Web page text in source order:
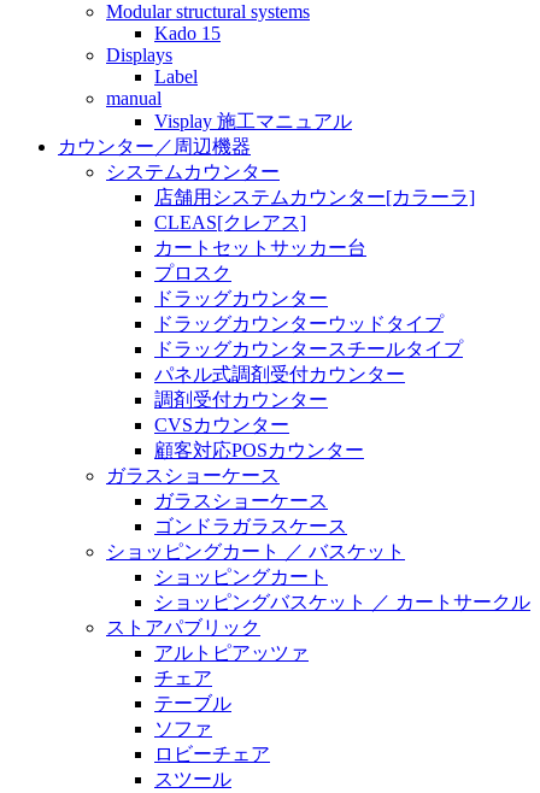
Modular structural systems
Kado 15
Displays
Label
manual
Visplay 施工マニュアル
カウンター／周辺機器
システムカウンター
店舗用システムカウンター[カラーラ]
CLEAS[クレアス]
カートセットサッカー台
プロスク
ドラッグカウンター
ドラッグカウンターウッドタイプ
ドラッグカウンタースチールタイプ
パネル式調剤受付カウンター
調剤受付カウンター
CVSカウンター
顧客対応POSカウンター
ガラスショーケース
ガラスショーケース
ゴンドラガラスケース
ショッピングカート ／ バスケット
ショッピングカート
ショッピングバスケット ／ カートサークル
ストアパブリック
アルトピアッツァ
チェア
テーブル
ソファ
ロビーチェア
スツール